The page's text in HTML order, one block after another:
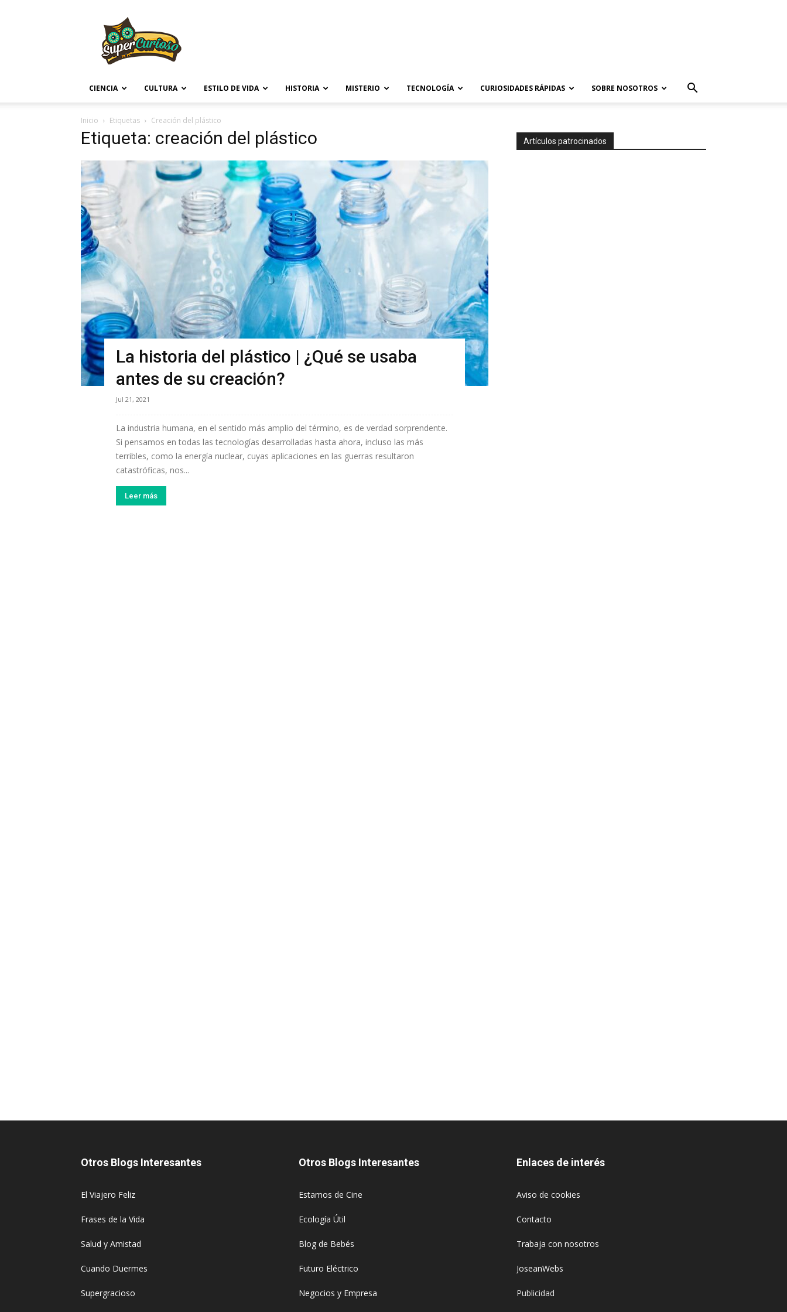
CIENCIA CULTURA ESTILO DE VIDA HISTORIA MISTERIO TECNOLOGÍA CURIOSIDADES RÁPIDAS SOBRE NOSOTROS
Inicio Etiquetas Creación del plástico
Etiqueta: creación del plástico
La historia del plástico | ¿Qué se usaba
antes de su creación?
Jul 21, 2021
La industria humana, en el sentido más amplio del término, es de verdad sorprendente.
Si pensamos en todas las tecnologías desarrolladas hasta ahora, incluso las más
terribles, como la energía nuclear, cuyas aplicaciones en las guerras resultaron
catastróficas, nos...
Leer más
Artículos patrocinados
Otros Blogs Interesantes
El Viajero Feliz
Frases de la Vida
Salud y Amistad
Cuando Duermes
Supergracioso
Otros Blogs Interesantes
Estamos de Cine
Ecología Útil
Blog de Bebés
Futuro Eléctrico
Negocios y Empresa
Enlaces de interés
Aviso de cookies
Contacto
Trabaja con nosotros
JoseanWebs
Publicidad